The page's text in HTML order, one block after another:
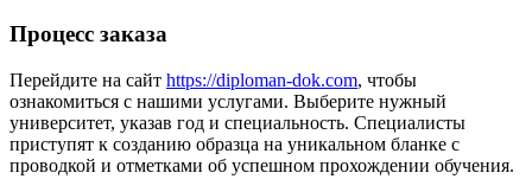
Процесс заказа
Перейдите на сайт https://diploman-dok.com, чтобы
ознакомиться с нашими услугами. Выберите нужный
университет, указав год и специальность. Специалисты
приступят к созданию образца на уникальном бланке с
проводкой и отметками об успешном прохождении обучения.